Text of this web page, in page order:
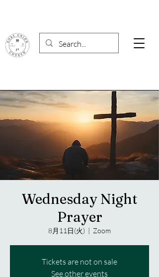
Wednesday Night
Prayer
8月11日(火)
  |
Zoom
Tickets are not on sale
See other events